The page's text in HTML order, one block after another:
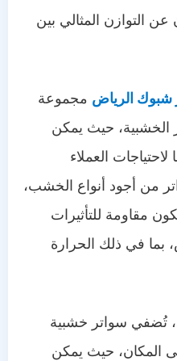
عن التوازن المثالي بين
الرياض مجموعة
الخشبية، حيث يمكن
العملاء
من أجود أنواع الخشب،
مقاومة للتأثيرات
بما في ذلك الحرارة
تُضفي سواتر خشبية
المكان، حيث يمكن